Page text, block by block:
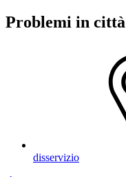
Problemi in città
disservizio